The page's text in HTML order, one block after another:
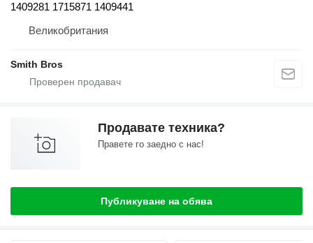
1409281 1715871 1409441
Великобритания
Smith Bros
Продавате техника?
Правете го заедно с нас!
Публикуване на обява